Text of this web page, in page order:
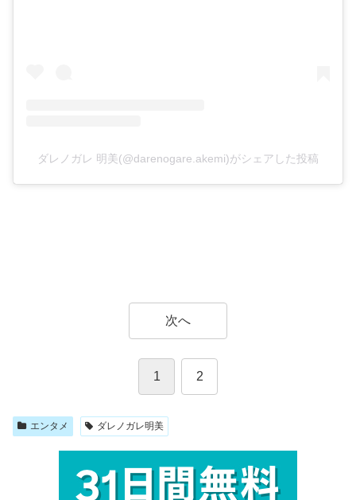
ダレノガレ 明美(@darenogare.akemi)がシェアした投稿
次へ
1 2
エンタメ ダレノガレ明美